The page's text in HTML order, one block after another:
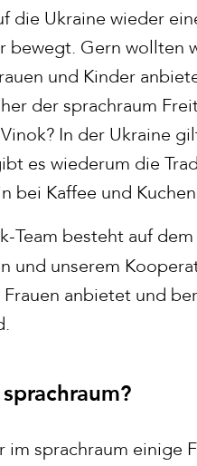
die Ukraine wieder
bewegt. Gern wollten
und Kinder
der sprachraum
In der Ukraine
es wiederum die
bei Kaffee und
Team besteht auf
und unserem
anbietet und
im sprachraum einige